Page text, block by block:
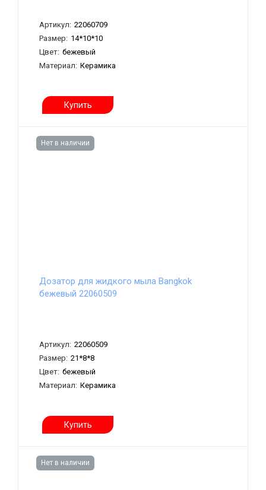
Артикул: 22060709
Размер: 14*10*10
Цвет: бежевый
Материал: Керамика
Купить
Нет в наличии
Дозатор для жидкого мыла Bangkok
бежевый 22060509
Артикул: 22060509
Размер: 21*8*8
Цвет: бежевый
Материал: Керамика
Купить
Нет в наличии